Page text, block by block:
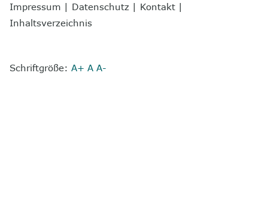
Impressum | Datenschutz | Kontakt |
Inhaltsverzeichnis
Schriftgröße: A+ A A-